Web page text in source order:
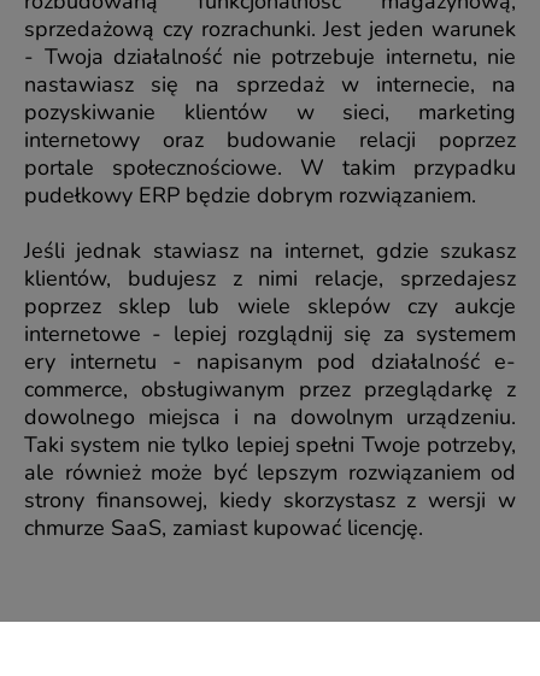
sprzedażową czy rozrachunki. Jest jeden warunek
- Twoja działalność nie potrzebuje internetu, nie
nastawiasz się na sprzedaż w internecie, na
pozyskiwanie klientów w sieci, marketing
internetowy oraz budowanie relacji poprzez
portale społecznościowe. W takim przypadku
pudełkowy ERP będzie dobrym rozwiązaniem.
Jeśli jednak stawiasz na internet, gdzie szukasz
klientów, budujesz z nimi relacje, sprzedajesz
poprzez sklep lub wiele sklepów czy aukcje
internetowe - lepiej rozglądnij się za systemem
ery internetu - napisanym pod działalność e-
commerce, obsługiwanym przez przeglądarkę z
dowolnego miejsca i na dowolnym urządzeniu.
Taki system nie tylko lepiej spełni Twoje potrzeby,
ale również może być lepszym rozwiązaniem od
strony finansowej, kiedy skorzystasz z wersji w
chmurze SaaS, zamiast kupować licencję.